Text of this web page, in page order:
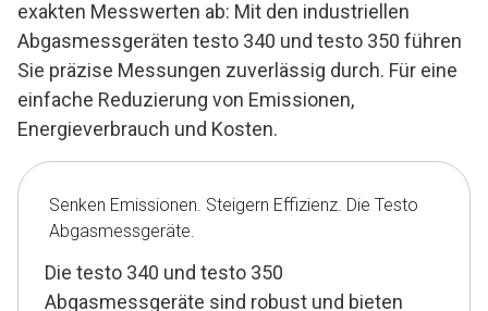
exakten Messwerten ab: Mit den industriellen
Abgasmessgeräten testo 340 und testo 350 führen
Sie präzise Messungen zuverlässig durch. Für eine
einfache Reduzierung von Emissionen,
Energieverbrauch und Kosten.
Senken Emissionen. Steigern Effizienz. Die Testo
Abgasmessgeräte.
Die testo 340 und testo 350
Abgasmessgeräte sind robust und bieten